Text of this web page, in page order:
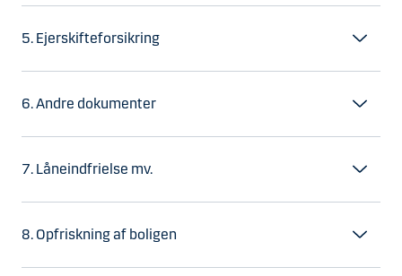
5. Ejerskifteforsikring
6. Andre dokumenter
7. Låneindfrielse mv.
8. Opfriskning af boligen